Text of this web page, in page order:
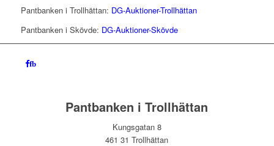
Pantbanken i Trollhättan: DG-Auktioner-Trollhättan
Pantbanken i Skövde: DG-Auktioner-Skövde
fb
Pantbanken i Trollhättan
Kungsgatan 8
461 31 Trollhättan